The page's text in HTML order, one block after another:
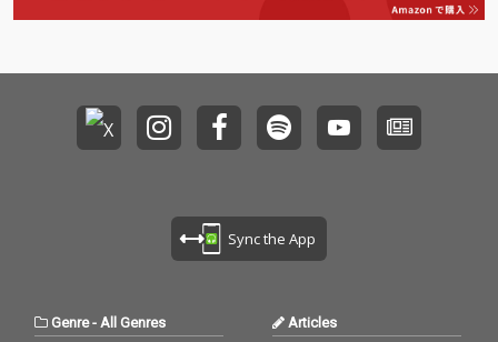
Sync the App
Genre-All Genres Articles